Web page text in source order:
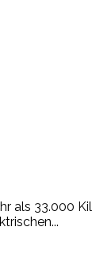
als 33.000